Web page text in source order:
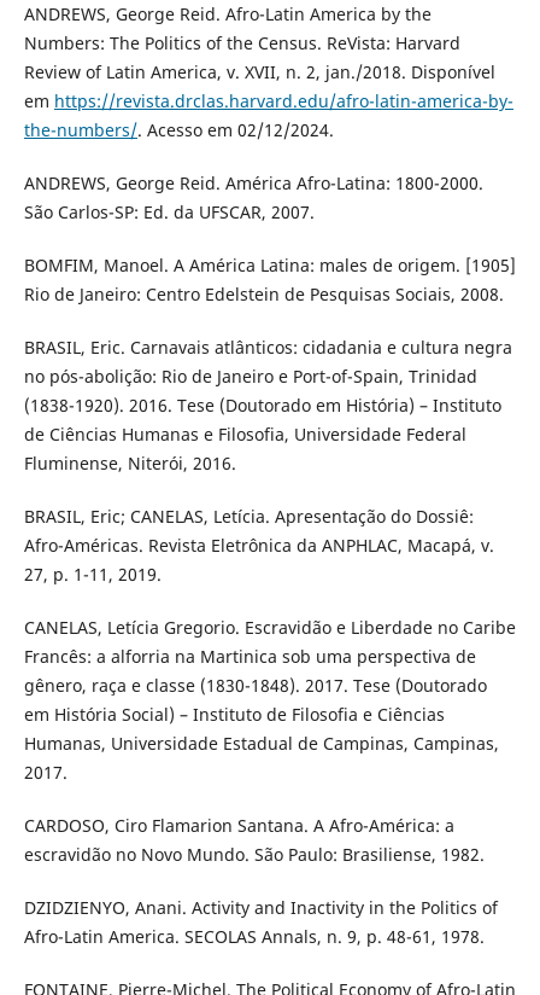
ANDREWS, George Reid. Afro-Latin America by the
Numbers: The Politics of the Census. ReVista: Harvard
Review of Latin America, v. XVII, n. 2, jan./2018. Disponível
em https://revista.drclas.harvard.edu/afro-latin-america-by-
the-numbers/. Acesso em 02/12/2024.
ANDREWS, George Reid. América Afro-Latina: 1800-2000.
São Carlos-SP: Ed. da UFSCAR, 2007.
BOMFIM, Manoel. A América Latina: males de origem. [1905]
Rio de Janeiro: Centro Edelstein de Pesquisas Sociais, 2008.
BRASIL, Eric. Carnavais atlânticos: cidadania e cultura negra
no pós-abolição: Rio de Janeiro e Port-of-Spain, Trinidad
(1838-1920). 2016. Tese (Doutorado em História) – Instituto
de Ciências Humanas e Filosofia, Universidade Federal
Fluminense, Niterói, 2016.
BRASIL, Eric; CANELAS, Letícia. Apresentação do Dossiê:
Afro-Américas. Revista Eletrônica da ANPHLAC, Macapá, v.
27, p. 1-11, 2019.
CANELAS, Letícia Gregorio. Escravidão e Liberdade no Caribe
Francês: a alforria na Martinica sob uma perspectiva de
gênero, raça e classe (1830-1848). 2017. Tese (Doutorado
em História Social) – Instituto de Filosofia e Ciências
Humanas, Universidade Estadual de Campinas, Campinas,
2017.
CARDOSO, Ciro Flamarion Santana. A Afro-América: a
escravidão no Novo Mundo. São Paulo: Brasiliense, 1982.
DZIDZIENYO, Anani. Activity and Inactivity in the Politics of
Afro-Latin America. SECOLAS Annals, n. 9, p. 48-61, 1978.
FONTAINE, Pierre-Michel. The Political Economy of Afro-Latin